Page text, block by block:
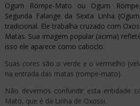
Ogum Rompe-Mato ou Ogum
Segunda Falange da Sexta Linha
tradicional. Ele trabalha cruzado com
Matas. Sua imagem popular (acima)
isso ele aparece como caboclo.
Suas cores são o verde e o vermelho
na entrada das matas (rompe-mato).
Não devemos confundir esta entidade
Mato, que é da Linha de Oxossi.